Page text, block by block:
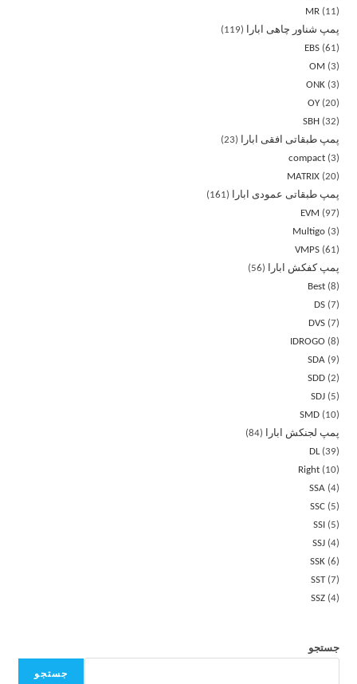
MR
11
پمپ شناور چاهی ابارا
119
EBS 61
OM
3
ONK 3
OY 20
SBH
32
پمپ طبقاتی افقی ابارا
23
compact 3
MATRIX 20
پمپ طبقاتی عمودی ابارا
161
EVM
97
Multigo 3
VMPS 61
پمپ کفکش ابارا
56
Best 8
DS 7
DVS 7
IDROGO
8
SDA
9
SDD 2
SDJ
5
SMD
10
پمپ لجنکش ابارا
84
DL 39
Right
10
SSA 4
SSC
5
SSI
5
SSJ 4
SSK 6
SST 7
SSZ 4
جستجو
جستجو